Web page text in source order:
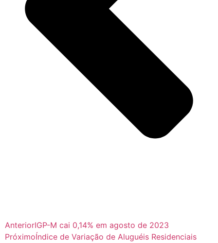
AnteriorIGP-M cai 0,14% em agosto de 2023
PróximoÍndice de Variação de Aluguéis Residenciais